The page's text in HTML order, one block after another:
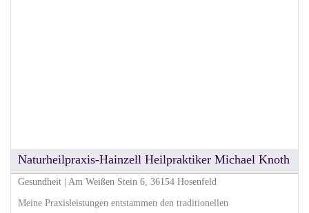
Naturheilpraxis-Hainzell Heilpraktiker Michael Knoth
Gesundheit | Am Weißen Stein 6, 36154 Hosenfeld
Meine Praxisleistungen entstammen den traditionellen